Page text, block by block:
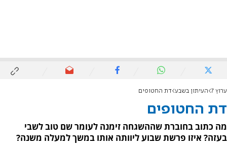
ערוץ 7 העיתון בשבע דת החטופים
דת החטופים
מה כתוב בחוברת שההשגחה זימנה לעומר שם טוב לשבי
בעזה? איזו פרשת שבוע ליוותה אותו במשך למעלה משנה?